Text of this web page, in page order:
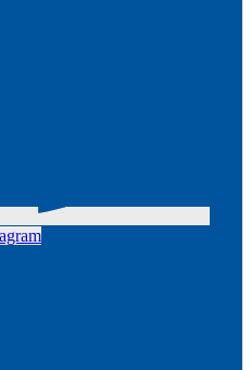
Instagram